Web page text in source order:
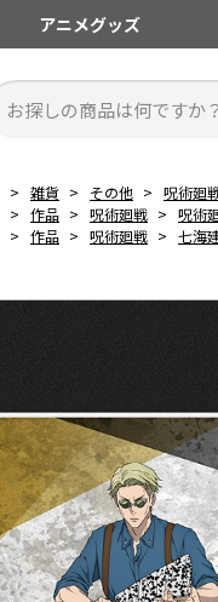
アニメグッズ
> 雑貨 > その他 > 呪術廻
> 作品 > 呪術廻戦 > 呪術
> 作品 > 呪術廻戦 > 七海